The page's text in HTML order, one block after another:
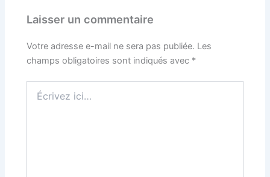
Laisser un commentaire
Votre adresse e-mail ne sera pas publiée. Les
champs obligatoires sont indiqués avec *
ici…